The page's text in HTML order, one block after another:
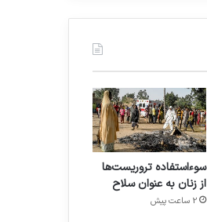
سوءاستفاده تروریست‌ها
از زنان به عنوان سلاح
2 ساعت پیش